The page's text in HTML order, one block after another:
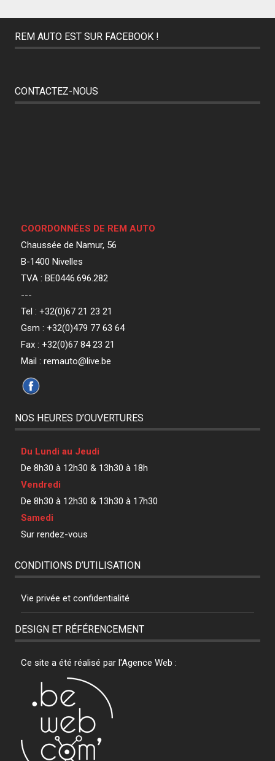
REM AUTO EST SUR FACEBOOK !
CONTACTEZ-NOUS
COORDONNÉES DE REM AUTO
Chaussée de Namur, 56
B-1400 Nivelles
TVA : BE0446.696.282
---
Tel : +32(0)67 21 23 21
Gsm : +32(0)479 77 63 64
Fax : +32(0)67 84 23 21
Mail : remauto@live.be
NOS HEURES D’OUVERTURES
Du Lundi au Jeudi
De 8h30 à 12h30 & 13h30 à 18h
Vendredi
De 8h30 à 12h30 & 13h30 à 17h30
Samedi
Sur rendez-vous
CONDITIONS D’UTILISATION
Vie privée et confidentialité
DESIGN ET RÉFÉRENCEMENT
Ce site a été réalisé par l'Agence Web :